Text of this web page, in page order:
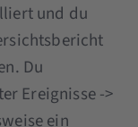
und du
Du
Ereignisse ->
ein